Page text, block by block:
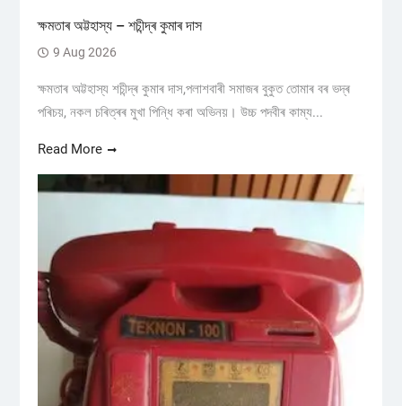
ক্ষমতাৰ অট্টহাস্য – শচীন্দ্ৰ কুমাৰ দাস
9 Aug 2026
ক্ষমতাৰ অট্টহাস্য শচীন্দ্ৰ কুমাৰ দাস,পলাশবাৰী সমাজৰ বুকুত তোমাৰ বৰ ভদ্ৰ
পৰিচয়, নকল চৰিত্ৰৰ মুখা পিন্ধি কৰা অভিনয়। উচ্চ পদবীৰ কাম্য...
Read More